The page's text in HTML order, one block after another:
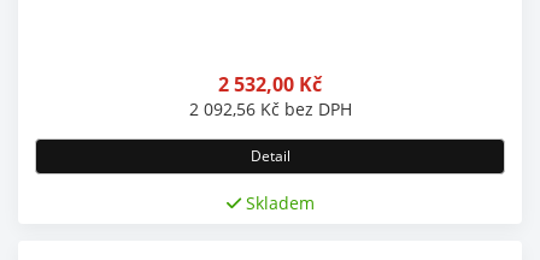
2 532,00 Kč
2 092,56 Kč bez DPH
Detail
Skladem